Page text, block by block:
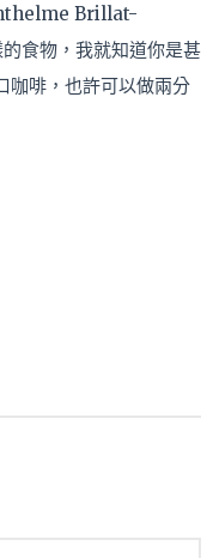
Brillat-
食物，我就知道你是甚
咖啡，也許可以做兩分